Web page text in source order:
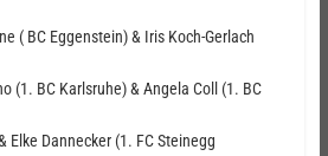
( BC Eggenstein) & Iris Koch-Gerlach
BC Karlsruhe) & Angela Coll (1. BC
Dannecker (1. FC Steinegg